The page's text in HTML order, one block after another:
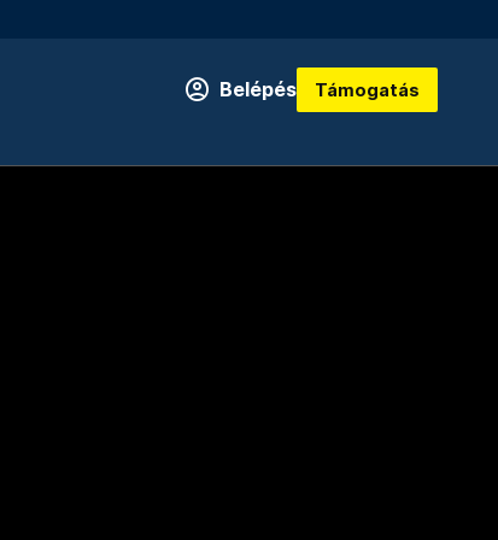
Belépés Támogatás